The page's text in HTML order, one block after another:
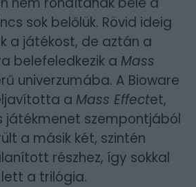
sok belőlük. Rövid ideig
a játékost, de aztán a
belefeledkezik a Mass
univerzumába. A Bioware
a Mass Effectet,
játékmenet szempontjából
a másik két, szintén
részhez, így sokkal
a trilógia.